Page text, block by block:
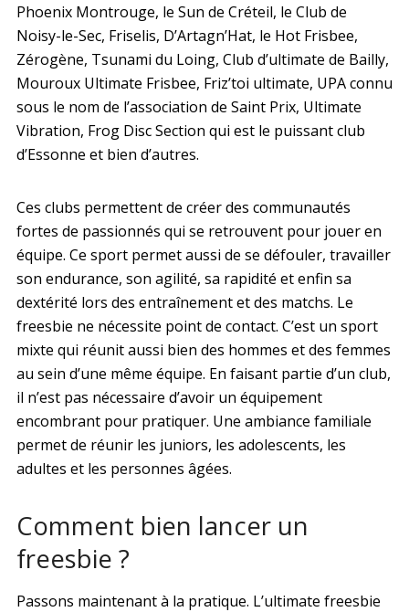
Phoenix Montrouge, le Sun de Créteil, le Club de
Noisy-le-Sec, Friselis, D’Artagn’Hat, le Hot Frisbee,
Zérogène, Tsunami du Loing, Club d’ultimate de Bailly,
Mouroux Ultimate Frisbee, Friz’toi ultimate, UPA connu
sous le nom de l’association de Saint Prix, Ultimate
Vibration, Frog Disc Section qui est le puissant club
d’Essonne et bien d’autres.
Ces clubs permettent de créer des communautés
fortes de passionnés qui se retrouvent pour jouer en
équipe. Ce sport permet aussi de se défouler, travailler
son endurance, son agilité, sa rapidité et enfin sa
dextérité lors des entraînement et des matchs. Le
freesbie ne nécessite point de contact. C’est un sport
mixte qui réunit aussi bien des hommes et des femmes
au sein d’une même équipe. En faisant partie d’un club,
il n’est pas nécessaire d’avoir un équipement
encombrant pour pratiquer. Une ambiance familiale
permet de réunir les juniors, les adolescents, les
adultes et les personnes âgées.
Comment bien lancer un
freesbie ?
Passons maintenant à la pratique. L’ultimate freesbie